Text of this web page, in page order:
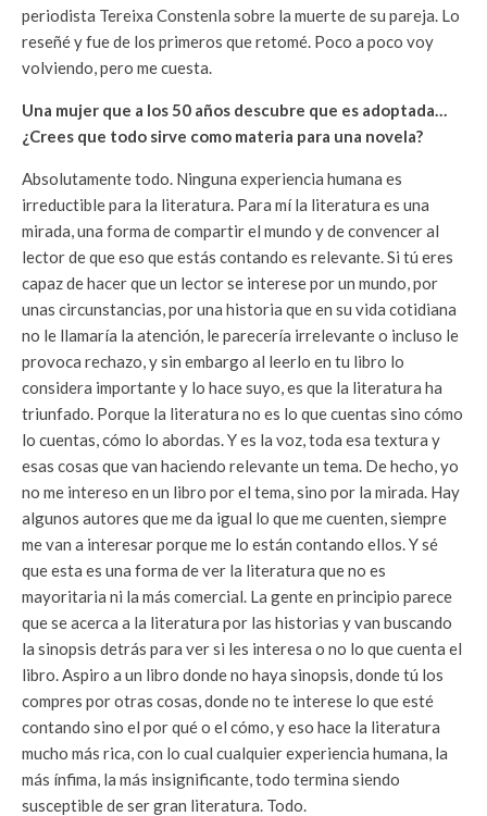
periodista Tereixa Constenla sobre la muerte de su pareja. Lo
reseñé y fue de los primeros que retomé. Poco a poco voy
volviendo, pero me cuesta.
Una mujer que a los 50 años descubre que es adoptada…
¿Crees que todo sirve como materia para una novela?
Absolutamente todo. Ninguna experiencia humana es
irreductible para la literatura. Para mí la literatura es una
mirada, una forma de compartir el mundo y de convencer al
lector de que eso que estás contando es relevante. Si tú eres
capaz de hacer que un lector se interese por un mundo, por
unas circunstancias, por una historia que en su vida cotidiana
no le llamaría la atención, le parecería irrelevante o incluso le
provoca rechazo, y sin embargo al leerlo en tu libro lo
considera importante y lo hace suyo, es que la literatura ha
triunfado. Porque la literatura no es lo que cuentas sino cómo
lo cuentas, cómo lo abordas. Y es la voz, toda esa textura y
esas cosas que van haciendo relevante un tema. De hecho, yo
no me intereso en un libro por el tema, sino por la mirada. Hay
algunos autores que me da igual lo que me cuenten, siempre
me van a interesar porque me lo están contando ellos. Y sé
que esta es una forma de ver la literatura que no es
mayoritaria ni la más comercial. La gente en principio parece
que se acerca a la literatura por las historias y van buscando
la sinopsis detrás para ver si les interesa o no lo que cuenta el
libro. Aspiro a un libro donde no haya sinopsis, donde tú los
compres por otras cosas, donde no te interese lo que esté
contando sino el por qué o el cómo, y eso hace la literatura
mucho más rica, con lo cual cualquier experiencia humana, la
más ínfima, la más insignificante, todo termina siendo
susceptible de ser gran literatura. Todo.